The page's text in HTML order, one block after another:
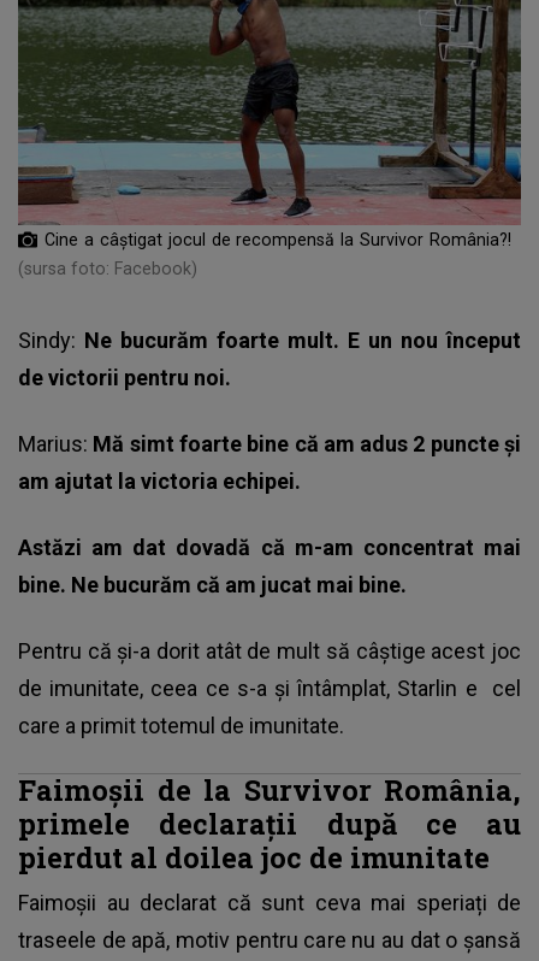
Cine a câștigat jocul de recompensă la Survivor România?!
(sursa foto: Facebook)
Sindy: Ne bucurăm foarte mult. E un nou început
de victorii pentru noi.
Marius: Mă simt foarte bine că am adus 2 puncte și
am ajutat la victoria echipei.
Astăzi am dat dovadă că m-am concentrat mai
bine. Ne bucurăm că am jucat mai bine.
Pentru că și-a dorit atât de mult să câștige acest joc
de imunitate, ceea ce s-a și întâmplat, Starlin e cel
care a primit totemul de imunitate.
Faimoșii de la Survivor România,
primele declarații după ce au
pierdut al doilea joc de imunitate
Faimoșii au declarat că sunt ceva mai speriați de
traseele de apă, motiv pentru care nu au dat o șansă